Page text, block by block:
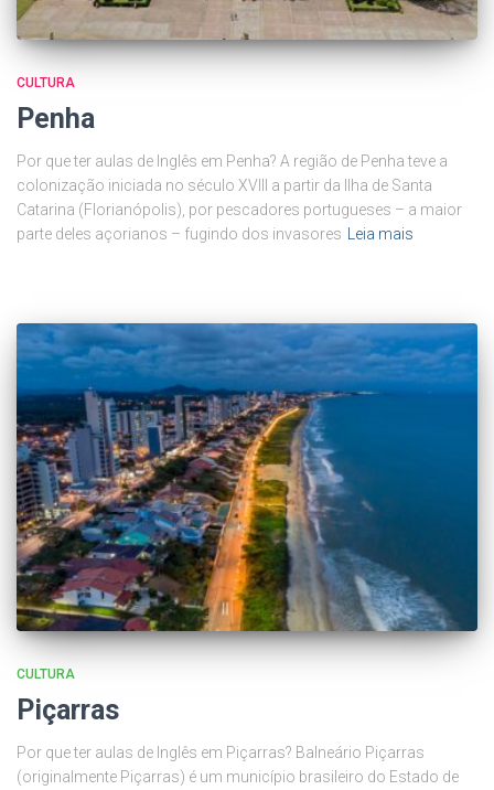
CULTURA
Penha
Por que ter aulas de Inglês em Penha? A região de Penha teve a
colonização iniciada no século XVIII a partir da Ilha de Santa
Catarina (Florianópolis), por pescadores portugueses – a maior
parte deles açorianos – fugindo dos invasores Leia mais
CULTURA
Piçarras
Por que ter aulas de Inglês em Piçarras? Balneário Piçarras
(originalmente Piçarras) é um município brasileiro do Estado de